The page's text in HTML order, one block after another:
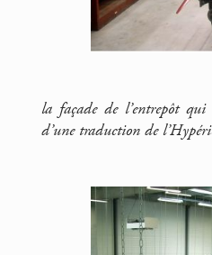
la façade de l’entrepôt qui
d’une traduction de